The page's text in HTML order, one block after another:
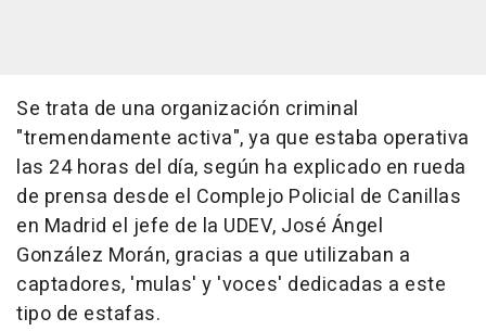
Se trata de una organización criminal
"tremendamente activa", ya que estaba operativa
las 24 horas del día, según ha explicado en rueda
de prensa desde el Complejo Policial de Canillas
en Madrid el jefe de la UDEV, José Ángel
González Morán, gracias a que utilizaban a
captadores, 'mulas' y 'voces' dedicadas a este
tipo de estafas.